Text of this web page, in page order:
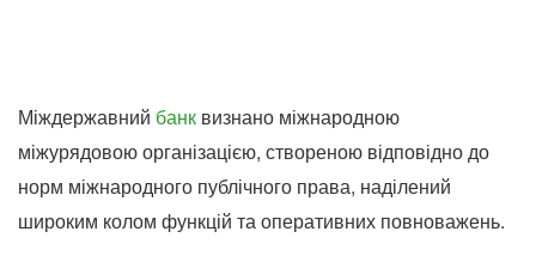
Міждержавний банк визнано міжнародною
міжурядовою організацією, створеною відповідно до
норм міжнародного публічного права, наділений
широким колом функцій та оперативних повноважень.